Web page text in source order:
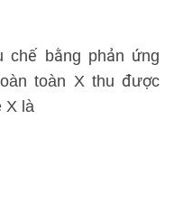
chế bằng phản ứng
toàn X thu được
X là